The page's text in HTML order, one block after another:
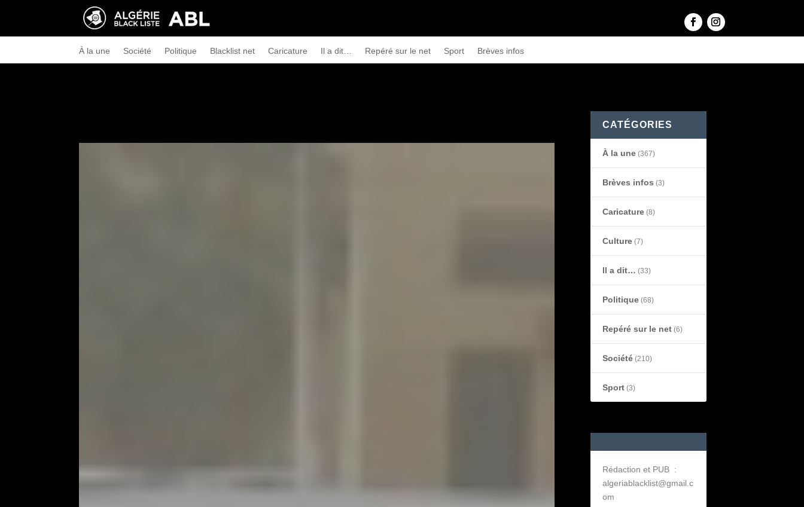
À la une Société Politique Blacklist net Caricature Il a dit… Repéré sur le net Sport Brèves infos
CATÉGORIES
À la une(367)
Brèves infos (3)
Caricature(8)
Culture(7)
Il a dit… (33)
Politique(68)
Repéré sur le net(6)
Société(210)
Sport(3)
Rédaction et PUB :
algeriablacklist@gmail.c
om